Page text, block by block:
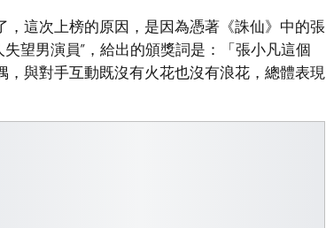
這次上榜的原因，是因為憑著《誅仙》中的張
望男演員”，給出的頒獎詞是：「張小凡這個
與對手互動既沒有火花也沒有浪花，總體表現